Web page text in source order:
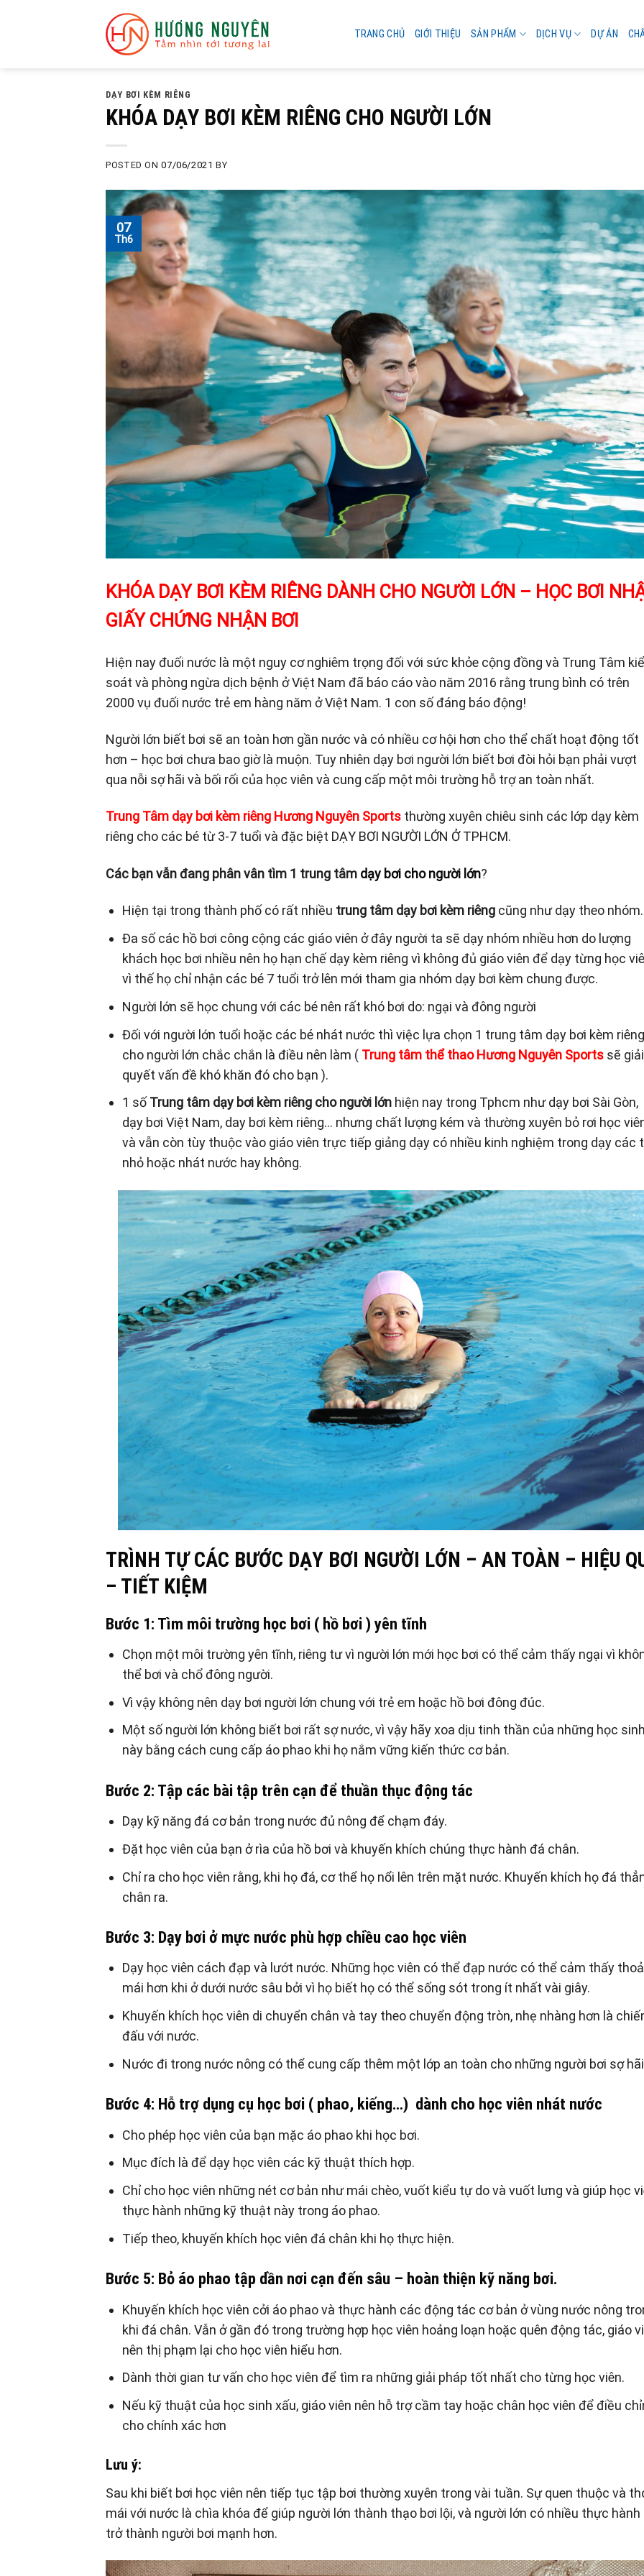
TRANG CHỦ GIỚI THIỆU SẢN PHẨM DỊCH VỤ DỰ ÁN
DẠY BƠI KÈM RIÊNG
KHÓA DẠY BƠI KÈM RIÊNG CHO NGƯỜI LỚN
POSTED ON07/06/2021 BY
07
Th6
KHÓA DẠY BƠI KÈM RIÊNG DÀNH CHO NGƯỜI LỚN – HỌC BƠI
GIẤY CHỨNG NHẬN BƠI
Hiện nay đuối nước là một nguy cơ nghiêm trọng đối với sức khỏe cộng đồng và Trung Tâm
soát và phòng ngừa dịch bệnh ở Việt Nam đã báo cáo vào năm 2016 rằng trung bình có trên
2000 vụ đuối nước trẻ em hàng năm ở Việt Nam. 1 con số đáng báo động!
Người lớn biết bơi sẽ an toàn hơn gần nước và có nhiều cơ hội hơn cho thể chất hoạt động tốt
hơn – học bơi chưa bao giờ là muộn. Tuy nhiên dạy bơi người lớn biết bơi đòi hỏi bạn phải vượt
qua nỗi sợ hãi và bối rối của học viên và cung cấp một môi trường hỗ trợ an toàn nhất.
Trung Tâm dạy bơi kèm riêng Hương Nguyên Sports thường xuyên chiêu sinh các lớp dạy kèm
riêng cho các bé từ 3-7 tuổi và đặc biệt DẠY BƠI NGƯỜI LỚN Ở TPHCM.
Các bạn vẫn đang phân vân tìm 1 trung tâm dạy bơi cho người lớn?
Hiện tại trong thành phố có rất nhiều trung tâm dạy bơi kèm riêng cũng như dạy theo nhóm.
Đa số các hồ bơi công cộng các giáo viên ở đây người ta sẽ dạy nhóm nhiều hơn do lượng
khách học bơi nhiều nên họ hạn chế dạy kèm riêng vì không đủ giáo viên để dạy từng học
vì thế họ chỉ nhận các bé 7 tuổi trở lên mới tham gia nhóm dạy bơi kèm chung được.
Người lớn sẽ học chung với các bé nên rất khó bơi do: ngại và đông người
Đối với người lớn tuổi hoặc các bé nhát nước thì việc lựa chọn 1 trung tâm dạy bơi kèm
cho người lớn chắc chắn là điều nên làm ( Trung tâm thể thao Hương Nguyên Sports sẽ giải
quyết vấn đề khó khăn đó cho bạn ).
1 số Trung tâm dạy bơi kèm riêng cho người lớn hiện nay trong Tphcm như dạy bơi Sài Gòn,
dạy bơi Việt Nam, day bơi kèm riêng… nhưng chất lượng kém và thường xuyên bỏ rơi học
và vẫn còn tùy thuộc vào giáo viên trực tiếp giảng dạy có nhiều kinh nghiệm trong dạy các
nhỏ hoặc nhát nước hay không.
TRÌNH TỰ CÁC BƯỚC DẠY BƠI NGƯỜI LỚN – AN TOÀN – HIỆU
– TIẾT KIỆM
Bước 1: Tìm môi trường học bơi ( hồ bơi ) yên tĩnh
Chọn một môi trường yên tĩnh, riêng tư vì người lớn mới học bơi có thể cảm thấy ngại vì
thể bơi và chổ đông người.
Vì vậy không nên dạy bơi người lớn chung với trẻ em hoặc hồ bơi đông đúc.
Một số người lớn không biết bơi rất sợ nước, vì vậy hãy xoa dịu tinh thần của những học
này bằng cách cung cấp áo phao khi họ nắm vững kiến ​​thức cơ bản.
Bước 2: Tập các bài tập trên cạn để thuần thục động tác
Dạy kỹ năng đá cơ bản trong nước đủ nông để chạm đáy.
Đặt học viên của bạn ở rìa của hồ bơi và khuyến khích chúng thực hành đá chân.
Chỉ ra cho học viên rằng, khi họ đá, cơ thể họ nổi lên trên mặt nước. Khuyến khích họ đá
chân ra.
Bước 3: Dạy bơi ở mực nước phù hợp chiều cao học viên
Dạy học viên cách đạp và lướt nước. Những học viên có thể đạp nước có thể cảm thấy
mái hơn khi ở dưới nước sâu bởi vì họ biết họ có thể sống sót trong ít nhất vài giây.
Khuyến khích học viên di chuyển chân và tay theo chuyển động tròn, nhẹ nhàng hơn là
đấu với nước.
Nước đi trong nước nông có thể cung cấp thêm một lớp an toàn cho những người bơi sợ
Bước 4: Hỗ trợ dụng cụ học bơi ( phao, kiếng…) dành cho học viên nhát nước
Cho phép học viên của bạn mặc áo phao khi học bơi.
Mục đích là để dạy học viên các kỹ thuật thích hợp.
Chỉ cho học viên những nét cơ bản như mái chèo, vuốt kiểu tự do và vuốt lưng và giúp học
thực hành những kỹ thuật này trong áo phao.
Tiếp theo, khuyến khích học viên đá chân khi họ thực hiện.
Bước 5: Bỏ áo phao tập dần nơi cạn đến sâu – hoàn thiện kỹ năng bơi.
Khuyến khích học viên cởi áo phao và thực hành các động tác cơ bản ở vùng nước nông
khi đá chân. Vẫn ở gần đó trong trường hợp học viên hoảng loạn hoặc quên động tác, giáo
nên thị phạm lại cho học viên hiểu hơn.
Dành thời gian tư vấn cho học viên để tìm ra những giải pháp tốt nhất cho từng học viên.
Nếu kỹ thuật của học sinh xấu, giáo viên nên hỗ trợ cầm tay hoặc chân học viên để điều
cho chính xác hơn
Lưu ý:
Sau khi biết bơi học viên nên tiếp tục tập bơi thường xuyên trong vài tuần. Sự quen thuộc và
mái với nước là chìa khóa để giúp người lớn thành thạo bơi lội, và người lớn có nhiều thực hành
trở thành người bơi mạnh hơn.